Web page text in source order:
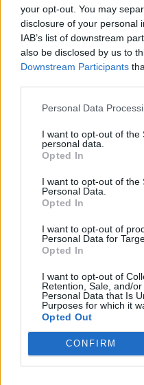
your opt-out. You may
disclosure of your personal
IAB’s list of downstream
also be disclosed by us to
Downstream Participants
Personal Data
I want to opt-out of the
personal data.
Opted In
I want to opt-out of the
Personal Data.
Opted In
I want to opt-out of
Personal Data for
Opted In
I want to opt-out of
Retention, Sale, and/
Personal Data that Is
Purposes for which it
Opted Out
CONFIRM
και
Η
τις
νησί
και
ώρες